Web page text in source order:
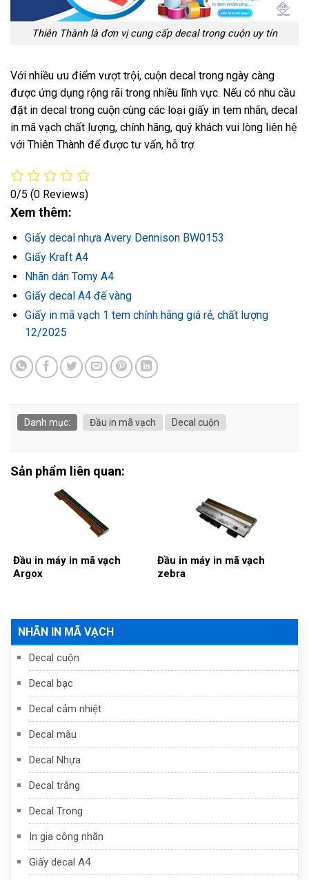
NHÃN IN MÃ VẠCH
Decal cuộn
Decal bạc
Decal cảm nhiệt
Decal màu
Decal Nhựa
Decal trắng
Decal Trong
In gia công nhãn
Giấy decal A4
Thiên Thành là đơn vị cung cấp decal trong cuộn uy tín
Với nhiều ưu điểm vượt trội, cuộn decal trong ngày càng
được ứng dụng rộng rãi trong nhiều lĩnh vực. Nếu có nhu cầu
đặt in decal trong cuộn cùng các loại giấy in tem nhãn, decal
in mã vạch chất lượng, chính hãng, quý khách vui lòng liên hệ
với Thiên Thành để được tư vấn, hỗ trợ.
0/5 (0 Reviews)
Xem thêm:
Giấy decal nhựa Avery Dennison BW0153
Giấy Kraft A4
Nhãn dán Tomy A4
Giấy decal A4 đế vàng
Giấy in mã vạch 1 tem chính hãng giá rẻ, chất lượng
12/2025
Danh mục: Đầu in mã vạch Decal cuộn
Sản phẩm liên quan:
Đầu in máy in mã vạch
Argox
Đầu in máy in mã vạch
zebra